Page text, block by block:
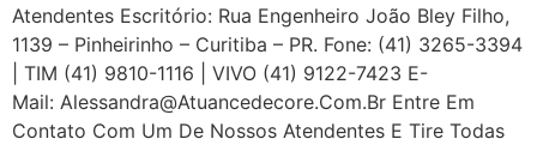
Atendentes Escritório: Rua Engenheiro João Bley Filho,
1139 – Pinheirinho – Curitiba – PR. Fone: (41) 3265-3394
| TIM (41) 9810-1116 | VIVO (41) 9122-7423 E-
Mail: Alessandra@atuancedecore.com.br Entre Em
Contato Com Um De Nossos Atendentes E Tire Todas